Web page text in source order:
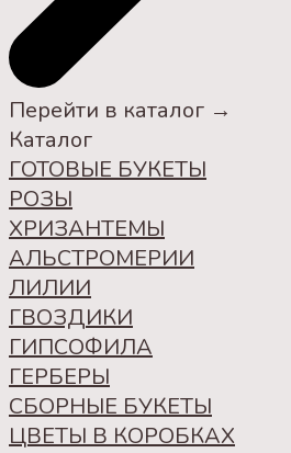
Перейти в каталог →
Каталог
ГОТОВЫЕ БУКЕТЫ
РОЗЫ
ХРИЗАНТЕМЫ
АЛЬСТРОМЕРИИ
ЛИЛИИ
ГВОЗДИКИ
ГИПСОФИЛА
ГЕРБЕРЫ
СБОРНЫЕ БУКЕТЫ
ЦВЕТЫ В КОРОБКАХ